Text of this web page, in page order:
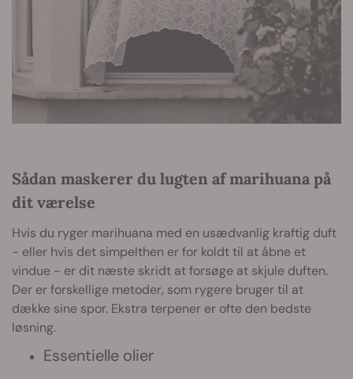
Sådan maskerer du lugten af marihuana på
dit værelse
Hvis du ryger marihuana med en usædvanlig kraftig duft
- eller hvis det simpelthen er for koldt til at åbne et
vindue - er dit næste skridt at forsøge at skjule duften.
Der er forskellige metoder, som rygere bruger til at
dække sine spor. Ekstra terpener er ofte den bedste
løsning.
Essentielle olier